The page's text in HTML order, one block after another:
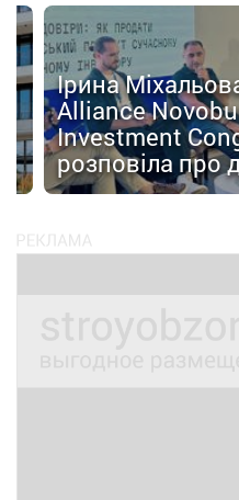
Ірина
Alliance
Investment
розповіла про